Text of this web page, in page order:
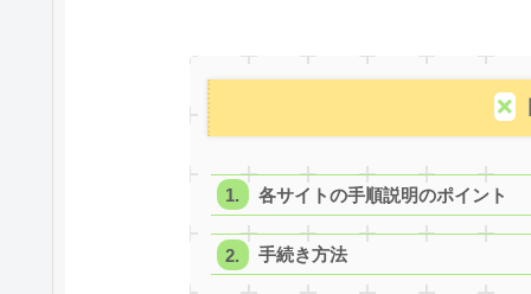
各サイトの手順説明のポイント
手続き方法